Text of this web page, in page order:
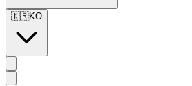
🇰🇷KO